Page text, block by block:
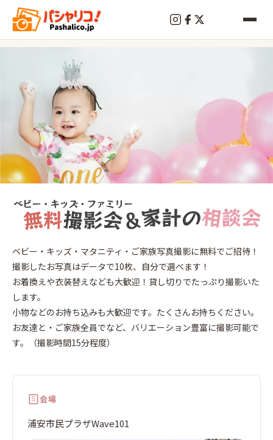
終
了
新
浦
安
ベビー・キッズ・マタニティ・ご家族写真撮影に無料でご招待！
撮影したお写真はデータで10枚、自分で選べます！
お着換えや衣装替えなども大歓迎！貸し切りでたっぷり撮影いた
します。
小物などのお持ち込みも大歓迎です。たくさんお持ちください。
お友達と・ご家族全員でなど、バリエーション豊富に撮影可能で
す。（撮影時間15分程度）
会場
浦安市民プラザWave101